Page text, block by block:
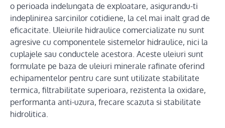
o perioada indelungata de exploatare, asigurandu-ti
indeplinirea sarcinilor cotidiene, la cel mai inalt grad de
eficacitate. Uleiurile hidraulice comercializate nu sunt
agresive cu componentele sistemelor hidraulice, nici la
cuplajele sau conductele acestora. Aceste uleiuri sunt
formulate pe baza de uleiuri minerale rafinate oferind
echipamentelor pentru care sunt utilizate stabilitate
termica, filtrabilitate superioara, rezistenta la oxidare,
performanta anti-uzura, frecare scazuta si stabilitate
hidrolitica.